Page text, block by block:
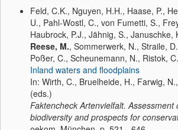
Feld, C.K., Nguyen, H.H., Haase, P.,
U., Pahl-Wostl, C., von Fumetti, S.,
Haubrock, P.J., Jähnig, S., Januschke,
Reese, M., Sommerwerk, N., Straile,
Poßer, C., Scheunemann, N., Ristok,
Inland waters and floodplains
In: Wirth, C., Bruelheide, H., Farwig,
(eds.)
Faktencheck Artenvielfalt. Assessment
biodiversity and prospects for